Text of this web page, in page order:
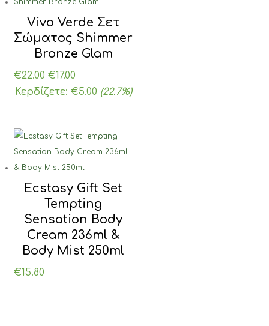
Vivo Verde Σετ
Σώματος Shimmer
Bronze Glam
€22.00 Original
price
€17.00
τρέχουσα
€17.00.
Κερδίζετε: €5.00 (22.7%)
Ecstasy Gift Set
Tempting
Sensation Body
Cream 236ml &
Body Mist 250ml
€15.80